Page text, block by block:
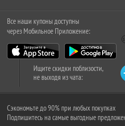
Все наши купоны доступны
через Мобильное Приложение:
Ищите скидки поблизости,
не выходя из чата:
Сэкономьте до 90% при любых покупках
Подпишитесь на самые выгодные